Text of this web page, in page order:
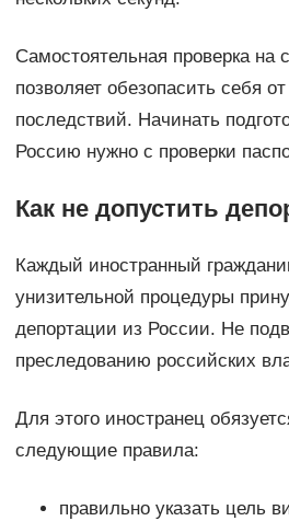
Самостоятельная проверка
позволяет обезопасить себя
последствий. Начинать
Россию нужно с проверки
Как не допустить
Каждый иностранный
унизительной процедуры
депортации из России. Не
преследованию российских
Для этого иностранец
следующие правила:
правильно указать цель